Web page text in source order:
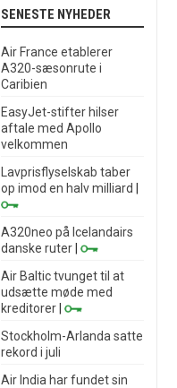
SENESTE NYHEDER
Air France etablerer
A320-sæsonrute i
Caribien
EasyJet-stifter hilser
aftale med Apollo
velkommen
Lavprisflyselskab taber
op imod en halv milliard
A320neo på Icelandairs
danske ruter
Air Baltic tvunget til at
udsætte møde med
kreditorer
Stockholm-Arlanda satte
rekord i juli
Air India har fundet sin